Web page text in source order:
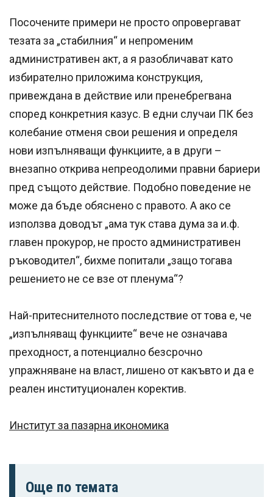
Посочените примери не просто опровергават
тезата за „стабилния“ и непроменим
административен акт, а я разобличават като
избирателно приложима конструкция,
привеждана в действие или пренебрегвана
според конкретния казус. В едни случаи ПК без
колебание отменя свои решения и определя
нови изпълняващи функциите, а в други –
внезапно открива непреодолими правни бариери
пред същото действие. Подобно поведение не
може да бъде обяснено с правото. А ако се
използва доводът „ама тук става дума за и.ф.
главен прокурор, не просто административен
ръководител“, бихме попитали „защо тогава
решението не се взе от пленума“?
Най-притеснителното последствие от това е, че
„изпълняващ функциите“ вече не означава
преходност, а потенциално безсрочно
упражняване на власт, лишено от какъвто и да е
реален институционален коректив.
Институт за пазарна икономика
Още по темата